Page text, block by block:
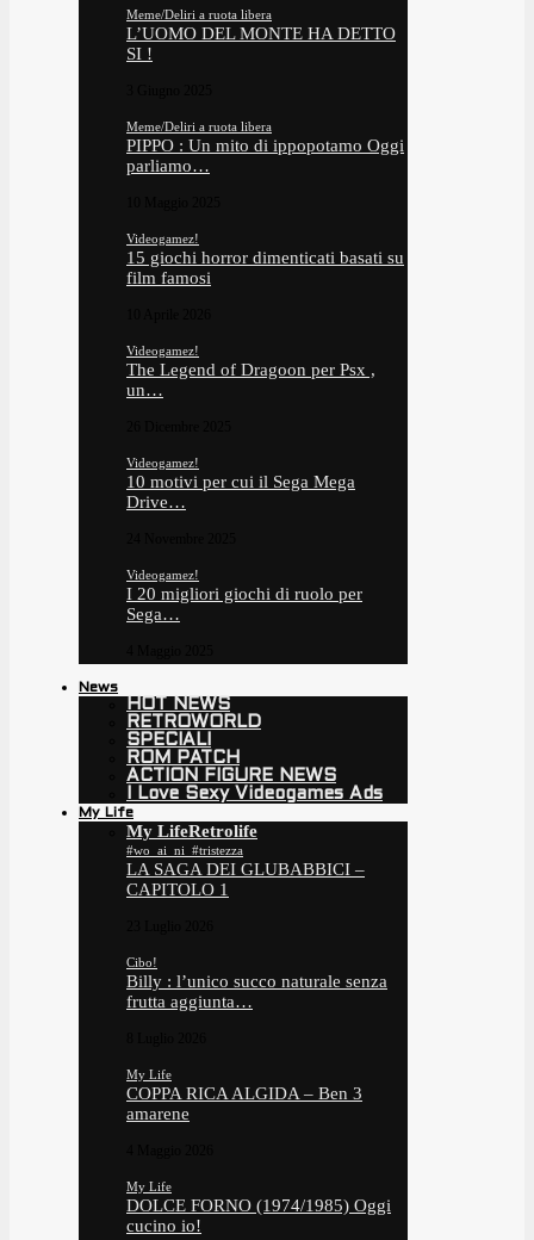
Meme/Deliri a ruota libera
L’UOMO DEL MONTE HA DETTO
SI !
Meme/Deliri a ruota libera
PIPPO : Un mito di ippopotamo Oggi
parliamo…
Videogamez!
15 giochi horror dimenticati basati su
film famosi
Videogamez!
The Legend of Dragoon per Psx ,
un…
Videogamez!
10 motivi per cui il Sega Mega
Drive…
Videogamez!
I 20 migliori giochi di ruolo per
Sega…
News
HOT NEWS
RETROWORLD
SPECIALI
ROM PATCH
ACTION FIGURE NEWS
I Love Sexy Videogames Ads
My Life
My LifeRetrolife
#wo_ai_ni_#tristezza
LA SAGA DEI GLUBABBICI –
CAPITOLO 1
Cibo!
Billy : l’unico succo naturale senza
frutta aggiunta…
My Life
COPPA RICA ALGIDA – Ben 3
amarene
My Life
DOLCE FORNO (1974/1985) Oggi
cucino io!